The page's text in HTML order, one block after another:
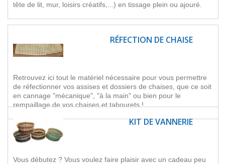
tête de lit, mur, loisirs créatifs,...) en tissage plein ou ajouré.
RÉFECTION DE CHAISE
Retrouvez ici tout le matériel nécessaire pour vous permettre
de réfectionner vos assises et dossiers de chaises, que ce soit
en cannage "mécanique", "à la main" ou bien pour le
rempaillage de vos chaises et tabourets !
KIT DE VANNERIE
Vous débutez ? Vous voulez faire plaisir avec un cadeau peu